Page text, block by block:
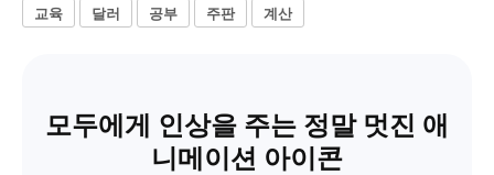
교육 달러 공부 주판 계산
모두에게 인상을 주는 정말 멋진 애
니메이션 아이콘